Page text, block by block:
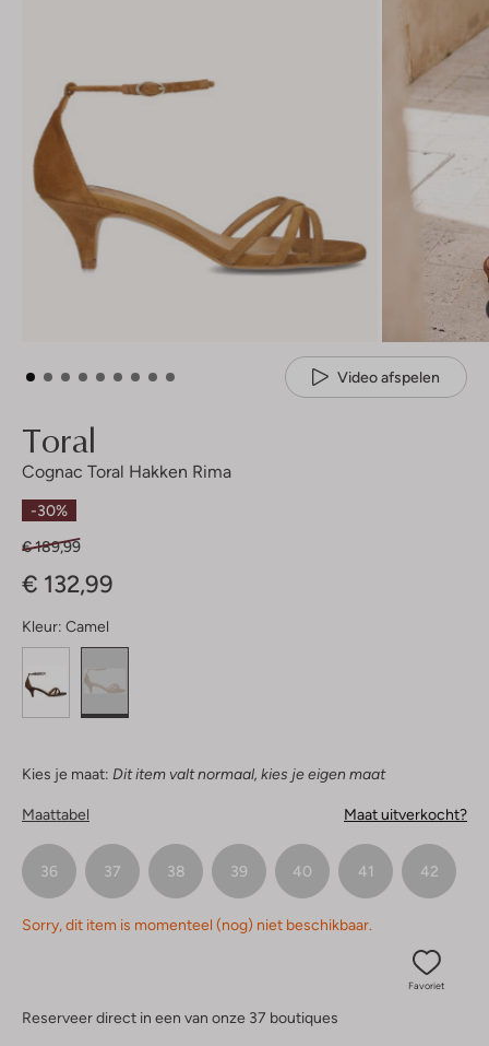
Video afspelen
Toral
Cognac Toral Hakken Rima
-30%
€ 189,99
€ 132,99
Kleur: Camel
Kies je maat: Dit item valt normaal, kies je eigen maat
Maattabel Maat uitverkocht?
36 37 38 39 40 41 42
Sorry, dit item is momenteel (nog) niet beschikbaar.
Favoriet
Reserveer direct in een van onze 37 boutiques